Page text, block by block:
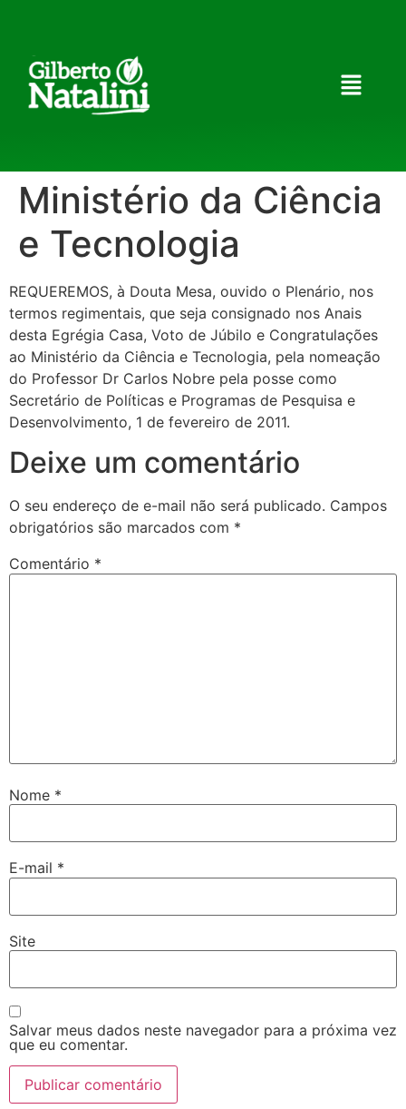
Ministério da Ciência
e Tecnologia
REQUEREMOS, à Douta Mesa, ouvido o Plenário, nos
termos regimentais, que seja consignado nos Anais
desta Egrégia Casa, Voto de Júbilo e Congratulações
ao Ministério da Ciência e Tecnologia, pela nomeação
do Professor Dr Carlos Nobre pela posse como
Secretário de Políticas e Programas de Pesquisa e
Desenvolvimento, 1 de fevereiro de 2011.
Deixe um comentário
O seu endereço de e-mail não será publicado. Campos
obrigatórios são marcados com *
Comentário *
Nome *
E-mail *
Site
Salvar meus dados neste navegador para a próxima vez
que eu comentar.